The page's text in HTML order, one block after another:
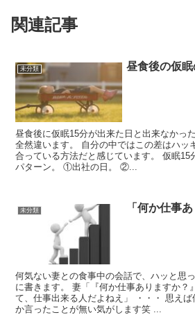
関連記事
未分類 昼食後の仮眠
昼食後に仮眠15分が出来た日と出来なかっ
全然違います。 自分の中ではこの差はハッ
合っている方法だと感じています。 仮眠15
パターン。 ①出社の日。 ②...
未分類 「何か仕事
何気ない妻との食事中の会話で、ハッと思
に書きます。 妻「『何か仕事ありますか？
て、仕事出来る人だよねえ」 ・・・ 思えば
か言ったことが無い気がします笑 ...